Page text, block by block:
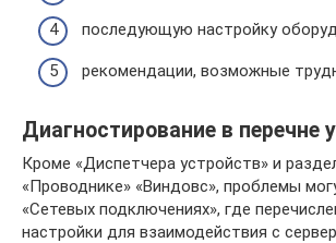
последующую настройку
рекомендации, возможные
Диагностирование в перечне
Кроме «Диспетчера устройств» и
«Проводнике» «Виндовс», проблемы
«Сетевых подключениях», где
настройки для взаимодействия с